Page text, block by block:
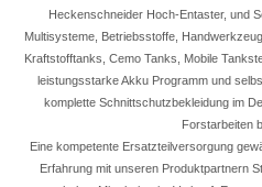
Heckenschneider Hoch-Entaster, und
Multisysteme, Betriebsstoffe,
Kraftstofftanks, Cemo Tanks, Mobile
leistungsstarke Akku Programm und
komplette Schnittschutzbekleidung im
Forstarbeiten
Eine kompetente Ersatzteilversorgung
Erfahrung mit unseren Produktpartnern